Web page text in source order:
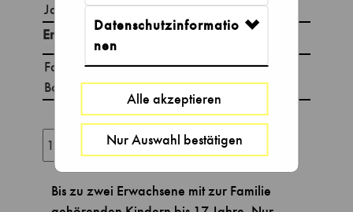
Datenschutzinformatio
nen
Alle akzeptieren
Nur Auswahl bestätigen
Jahre Bonn Ausweis
Erwachsene
Min:1, Max:2
Familie Erwachsene
Bonn Ausweis
Bis zu zwei Erwachsene mit zur Familie